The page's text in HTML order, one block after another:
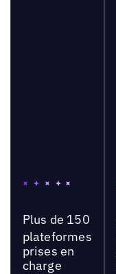
Plus de 150
plateformes
prises en
charge